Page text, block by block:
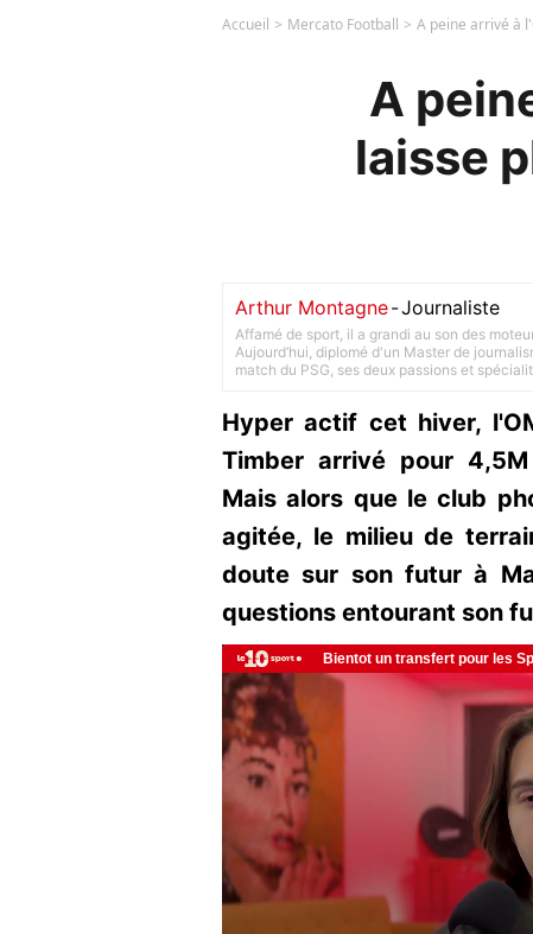
Accueil Mercato Football A peine arrivé à
A
laisse
Arthur Montagne-Journaliste
Affamé de sport, il a grandi au son des
Aujourd’hui, diplomé d'un Master de
match du PSG, ses deux passions et
Hyper actif cet hiver,
Timber arrivé pour
Mais alors que le club
agitée, le milieu de
doute sur son futur à
questions entourant son